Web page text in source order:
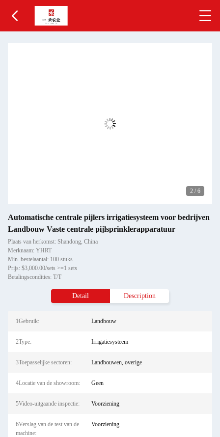
2 / 6
Automatische centrale pijlers irrigatiesysteem voor bedrijven
Landbouw Vaste centrale pijlsprinklerapparatuur
Plaats van herkomst: Shandong, China
Merknaam: YHRT
Min. bestelaantal: 100 stuks
Prijs: $3,000.00/sets >=1 sets
Betalingscondities: T/T
Detail Description
1Gebruik: Landbouw
2Type: Irrigatiesysteem
3Toepasselijke sectoren: Landbouwen, overige
4Locatie van de showroom: Geen
5Video-uitgaande inspectie: Voorziening
6Verslag van de test van de
machine:
Voorziening